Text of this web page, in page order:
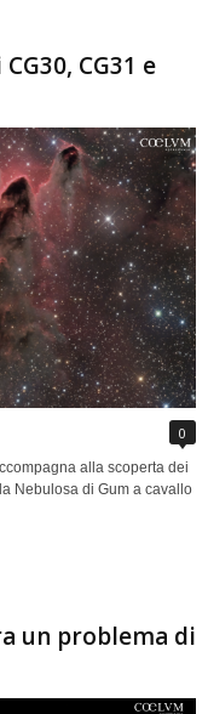
CG31 e
0
alla scoperta dei
Nebulosa di Gum a cavallo
un problema di